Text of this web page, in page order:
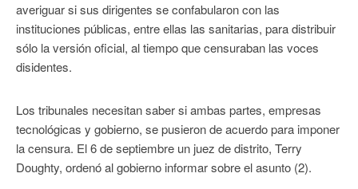
averiguar si sus dirigentes se confabularon con las
instituciones públicas, entre ellas las sanitarias, para distribuir
sólo la versión oficial, al tiempo que censuraban las voces
disidentes.
Los tribunales necesitan saber si ambas partes, empresas
tecnológicas y gobierno, se pusieron de acuerdo para imponer
la censura. El 6 de septiembre un juez de distrito, Terry
Doughty, ordenó al gobierno informar sobre el asunto (2).